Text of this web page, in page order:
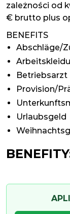
zależności od
€ brutto plus
BENEFITS
Abschläge/
Betriebsarzt
Provision/
Urlaubsgeld